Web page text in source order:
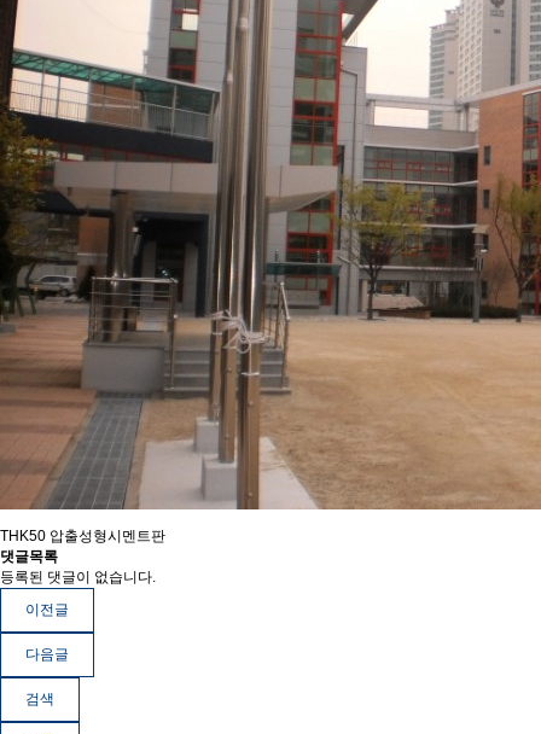
THK50 압출성형시멘트판
댓글목록
등록된 댓글이 없습니다.
이전글
다음글
검색